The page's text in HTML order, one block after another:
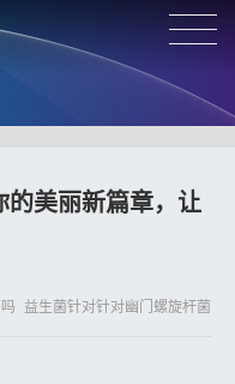
的美丽新篇章，让
益生菌针对针对幽门螺旋杆菌